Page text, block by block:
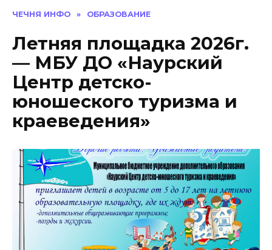
ЧЕЧНЯ ИНФО » ОБРАЗОВАНИЕ
Летняя площадка 2026г.
— МБУ ДО «Наурский
Центр детско-
юношеского туризма и
краеведения»